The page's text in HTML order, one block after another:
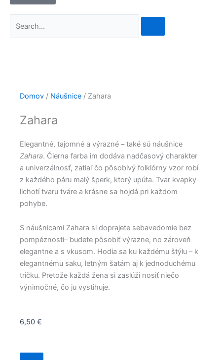
Domov / Náušnice / Zahara
Zahara
Elegantné, tajomné a výrazné – také sú náušnice
Zahara. Čierna farba im dodáva nadčasový charakter
a univerzálnosť, zatiaľ čo pôsobivý folklórny vzor robí
z každého páru malý šperk, ktorý upúta. Tvar kvapky
lichotí tvaru tváre a krásne sa hojdá pri každom
pohybe.
S náušnicami Zahara si doprajete sebavedomie bez
pompéznosti– budete pôsobiť výrazne, no zároveň
elegantne a s vkusom. Hodia sa ku každému štýlu – k
elegantnému saku, letným šatám aj k jednoduchému
tričku. Pretože každá žena si zaslúži nosiť niečo
výnimočné, čo ju vystihuje.
6,50 €
množstvo